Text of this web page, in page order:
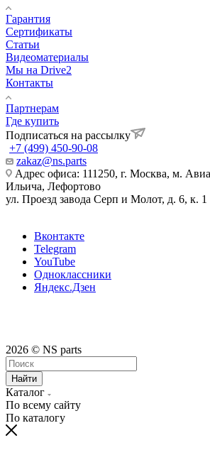
Гарантия
Сертификаты
Статьи
Видеоматериалы
Мы на Drive2
Контакты
Партнерам
Где купить
Подписаться на рассылку
+7 (499) 450-90-08
zakaz@ns.parts
Адрес офиса: 111250, г. Москва, м.
Ильича, Лефортово
ул. Проезд завода Серп и Молот, д. 6, к. 1
Вконтакте
Telegram
YouTube
Одноклассники
Яндекс.Дзен
2026 © NS parts
Найти
Каталог
По всему сайту
По каталогу